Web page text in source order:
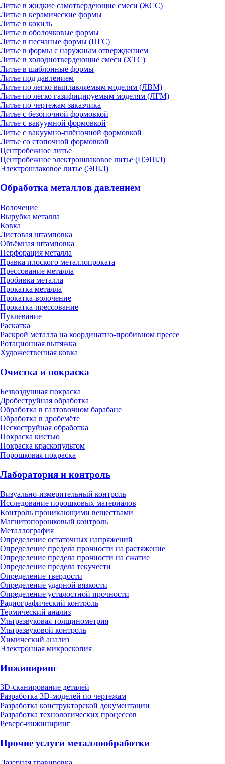
Литье в жидкие самотвердеющие смеси (ЖСС)
Литье в керамические формы
Литье в кокиль
Литье в оболочковые формы
Литье в песчаные формы (ПГС)
Литье в формы с наружным отверждением
Литье в холоднотвердеющие смеси (ХТС)
Литье в шаблонные формы
Литье под давлением
Литье по легко выплавляемым моделям (ЛВМ)
Литье по легко газифицируемым моделям (ЛГМ)
Литье по чертежам заказчика
Литье с безопочной формовкой
Литье с вакуумной формовкой
Литье с вакуумно-плёночной формовкой
Литье со стопочной формовкой
Центробежное литье
Центробежное электрошлаковое литье (ЦЭШЛ)
Электрошлаковое литье (ЭШЛ)
Обработка металлов давлением
Волочение
Вырубка металла
Ковка
Листовая штамповка
Объёмная штамповка
Перфорация металла
Правка плоского металлопроката
Прессование металла
Пробивка металла
Прокатка металла
Прокатка-волочение
Прокатка-прессование
Пуклевание
Раскатка
Раскрой металла на координатно-пробивном прессе
Ротационная вытяжка
Художественная ковка
Очистка и покраска
Безвоздушная покраска
Дробеструйная обработка
Обработка в галтовочном барабане
Обработка в дробемёте
Пескоструйная обработка
Покраска кистью
Покраска краскопультом
Порошковая покраска
Лаборатория и контроль
Визуально-измерительный контроль
Исследование порошковых материалов
Контроль проникающими веществами
Магнитопорошковый контроль
Металлография
Определение остаточных напряжений
Определение предела прочности на растяжение
Определение предела прочности на сжатие
Определение предела текучести
Определение твердости
Определение ударной вязкости
Определение усталостной прочности
Радиографический контроль
Термический анализ
Ультразвуковая толщинометрия
Ультразвуковой контроль
Химический анализ
Электронная микроскопия
Инжиниринг
3D-сканирование деталей
Разработка 3D-моделей по чертежам
Разработка конструкторской документации
Разработка технологических процессов
Реверс-инжиниринг
Прочие услуги металлообработки